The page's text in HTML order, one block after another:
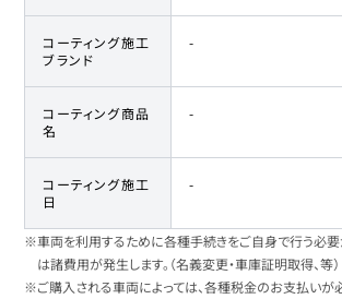
コーティング施工
ブランド
-
コーティング商品
名
-
コーティング施工
日
-
※車両を利用するために各種手続きをご自身で行う必要
は諸費用が発生します。（名義変更・車庫証明取得、等）
※ご購入される車両によっては、各種税金のお支払いが